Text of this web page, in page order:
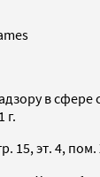
в
г.
15, эт. 4, пом.